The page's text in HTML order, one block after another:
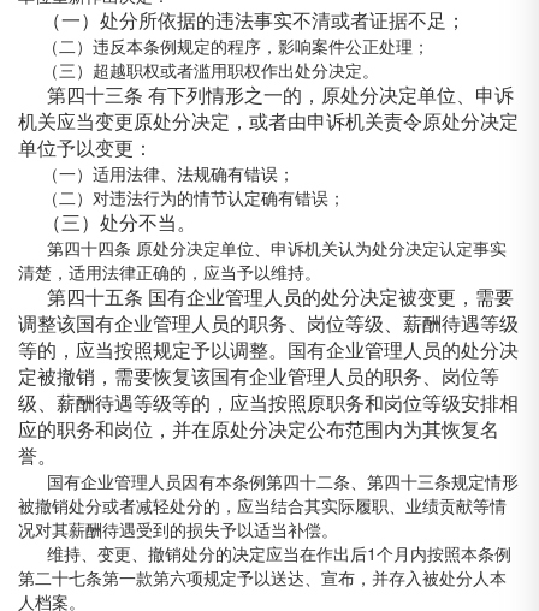
（一）处分所依据的违法事实不清或者证据不足；
（二）违反本条例规定的程序，影响案件公正处理；
（三）超越职权或者滥用职权作出处分决定。
第四十三条 有下列情形之一的，原处分决定单位、申诉
机关应当变更原处分决定，或者由申诉机关责令原处分决定
单位予以变更：
（一）适用法律、法规确有错误；
（二）对违法行为的情节认定确有错误；
（三）处分不当。
第四十四条 原处分决定单位、申诉机关认为处分决定认定事实
清楚，适用法律正确的，应当予以维持。
第四十五条 国有企业管理人员的处分决定被变更，需要
调整该国有企业管理人员的职务、岗位等级、薪酬待遇等级
等的，应当按照规定予以调整。国有企业管理人员的处分决
定被撤销，需要恢复该国有企业管理人员的职务、岗位等
级、薪酬待遇等级等的，应当按照原职务和岗位等级安排相
应的职务和岗位，并在原处分决定公布范围内为其恢复名
誉。
国有企业管理人员因有本条例第四十二条、第四十三条规定情形
被撤销处分或者减轻处分的，应当结合其实际履职、业绩贡献等情
况对其薪酬待遇受到的损失予以适当补偿。
维持、变更、撤销处分的决定应当在作出后1个月内按照本条例
第二十七条第一款第六项规定予以送达、宣布，并存入被处分人本
人档案。